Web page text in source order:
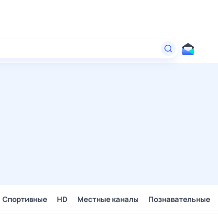
Спортивные HD Местные каналы Познавательные